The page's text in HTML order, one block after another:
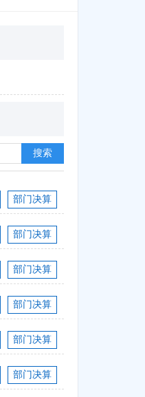
搜索
部门决算
部门决算
部门决算
部门决算
部门决算
部门决算